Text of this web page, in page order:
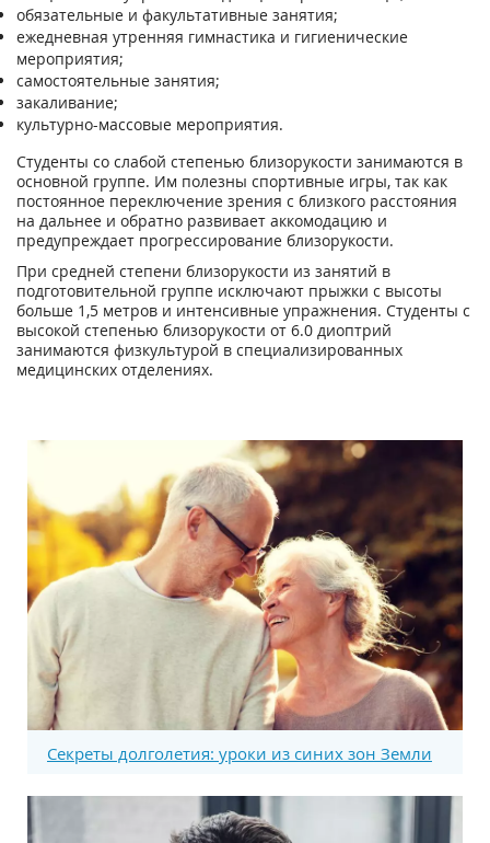
обязательные и факультативные занятия;
ежедневная утренняя гимнастика и гигиенические
мероприятия;
самостоятельные занятия;
закаливание;
культурно-массовые мероприятия.
Студенты со слабой степенью близорукости занимаются в
основной группе. Им полезны спортивные игры, так как
постоянное переключение зрения с близкого расстояния
на дальнее и обратно развивает аккомодацию и
предупреждает прогрессирование близорукости.
При средней степени близорукости из занятий в
подготовительной группе исключают прыжки с высоты
больше 1,5 метров и интенсивные упражнения. Студенты с
высокой степенью близорукости от 6.0 диоптрий
занимаются физкультурой в специализированных
медицинских отделениях.
Секреты долголетия: уроки из синих зон Земли